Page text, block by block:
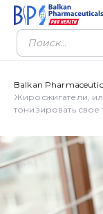
Поиск
товаров
Balkan
Жиросжигатели,
тонизировать